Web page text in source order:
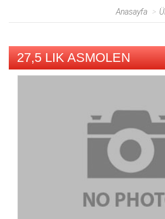
Anasayfa
27,5 LIK ASMOLEN